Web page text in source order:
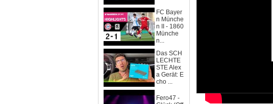
FC Bayer
n Münche
n II - 1860
Münche
n...
Das SCH
LECHTE
STE Alex
a Gerät: E
cho ...
Fero47 -